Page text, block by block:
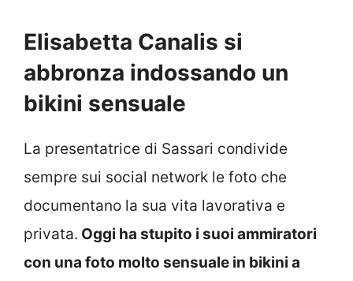
Elisabetta Canalis si
abbronza indossando un
bikini sensuale
La presentatrice di Sassari condivide
sempre sui social network le foto che
documentano la sua vita lavorativa e
privata. Oggi ha stupito i suoi ammiratori
con una foto molto sensuale in bikini a